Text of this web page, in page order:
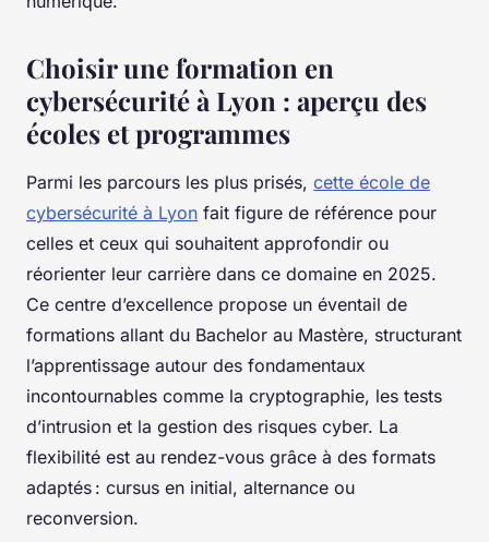
Choisir une formation en
cybersécurité à Lyon : aperçu des
écoles et programmes
Parmi les parcours les plus prisés, cette école de
cybersécurité à Lyon fait figure de référence pour
celles et ceux qui souhaitent approfondir ou
réorienter leur carrière dans ce domaine en 2025.
Ce centre d’excellence propose un éventail de
formations allant du Bachelor au Mastère, structurant
l’apprentissage autour des fondamentaux
incontournables comme la cryptographie, les tests
d’intrusion et la gestion des risques cyber. La
flexibilité est au rendez-vous grâce à des formats
adaptés : cursus en initial, alternance ou
reconversion.